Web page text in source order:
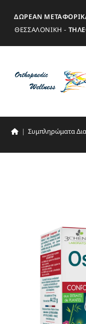
ΔΩΡΕΑΝ
ΘΕΣΣΑΛΟΝΙΚΗ -
| Συμπληρώματα